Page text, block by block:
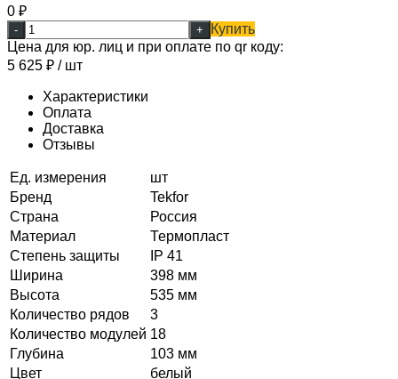
0 ₽
- +
Купить
Цена для юр. лиц и при оплате по qr коду:
5 625 ₽ / шт
Характеристики
Оплата
Доставка
Отзывы
Ед. измерения
шт
Бренд
Tekfor
Страна
Россия
Материал
Термопласт
Степень защиты
IP 41
Ширина
398 мм
Высота
535 мм
Количество рядов
3
Количество модулей 18
Глубина
103 мм
Цвет
белый